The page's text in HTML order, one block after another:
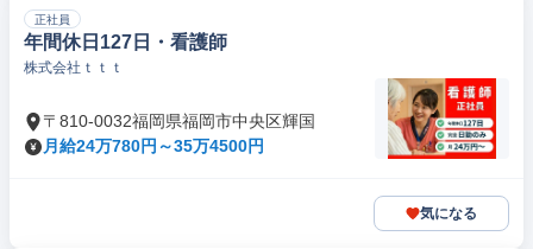
正社員
年間休日127日・看護師
株式会社ｔｔｔ
〒810-0032福岡県福岡市中央区輝国
月給24万780円～35万4500円
気になる